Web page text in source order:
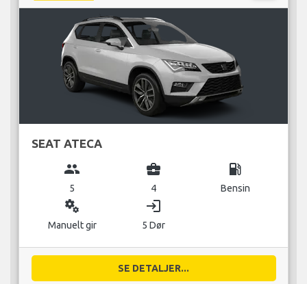
SEAT ATECA
group
5
business_center
4
local_gas_station
Bensin
miscellaneous_services
Manuelt gir
login
5 Dør
SE DETALJER...